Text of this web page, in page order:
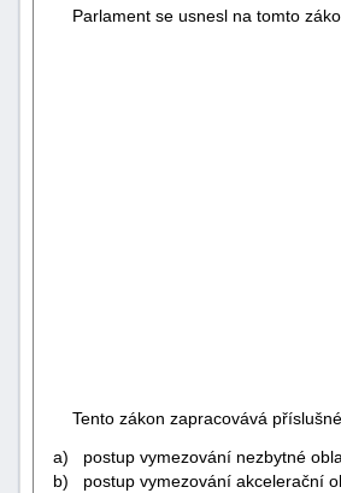
Parlament se usnesl na tomto
Tento zákon zapracovává příslušné
a) postup vymezování nezbytné
b) postup vymezování akcelerační